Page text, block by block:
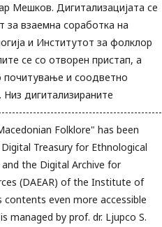
Мешков. Дигитализацијата се
взаемна соработка на
и Институтот за фолклор
се со отворен пристап, а
почитување и соодветно
дигитализираните
Folklore" has been
Treasury for Ethnological
and the Digital Archive for
(DAEAR) of the Institute of
even more accessible
managed by prof. dr. Ljupco S.